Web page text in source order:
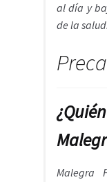
al día y
de la salud.
Malegra